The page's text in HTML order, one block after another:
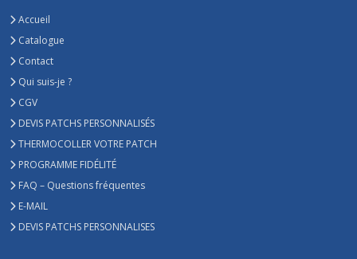
Accueil
Catalogue
Contact
Qui suis-je ?
CGV
DEVIS PATCHS PERSONNALISÉS
THERMOCOLLER VOTRE PATCH
PROGRAMME FIDÉLITÉ
FAQ – Questions fréquentes
E-MAIL
DEVIS PATCHS PERSONNALISES